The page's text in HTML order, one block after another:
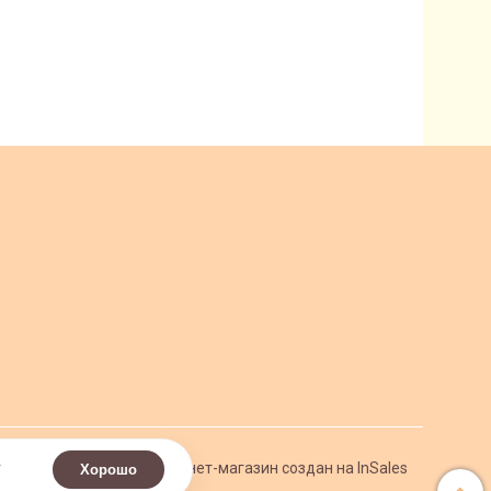
Интернет-магазин создан на InSales
Хорошо